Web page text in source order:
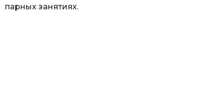
парных занятиях.